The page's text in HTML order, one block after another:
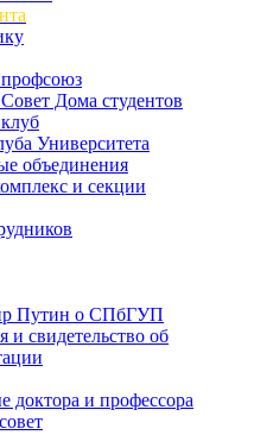
Дома студентов
Университета
объединения
и секции
Путин о СПбГУП
и свидетельство об
доктора и профессора